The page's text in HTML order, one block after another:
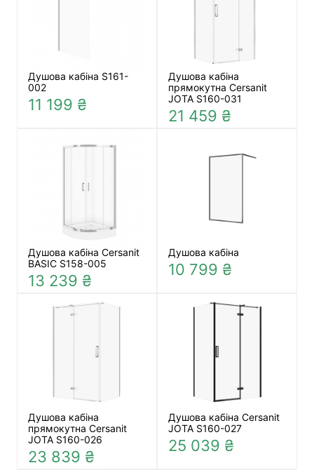
Душова кабіна S161-
002
11 199 ₴
Душова кабіна
прямокутна Cersanit
JOTA S160-031
21 459 ₴
Душова кабіна Cersanit
BASIC S158-005
13 239 ₴
Душова кабіна
10 799 ₴
Душова кабіна
прямокутна Cersanit
JOTA S160-026
23 839 ₴
Душова кабіна Cersanit
JOTA S160-027
25 039 ₴